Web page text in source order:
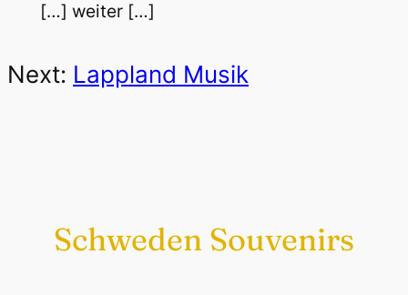
[…] weiter […]
Next: Lappland Musik
Schweden Souvenirs